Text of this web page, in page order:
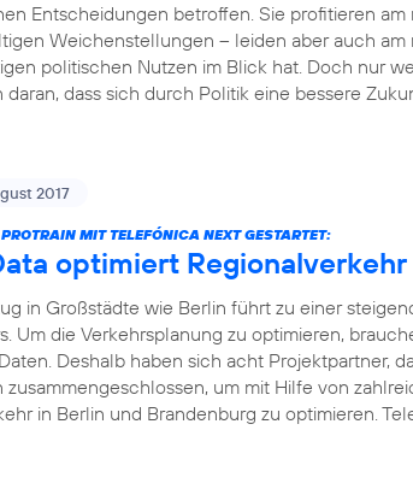
Entscheidungen betroffen. Sie profitieren
Weichenstellungen – leiden aber auch am
politischen Nutzen im Blick hat. Doch nur
daran, dass sich durch Politik eine bessere
2017
MIT TELEFÓNICA NEXT GESTARTET:
optimiert
in Großstädte wie Berlin führt zu einer
Um die Verkehrsplanung zu optimieren,
Deshalb haben sich acht Projektpartner,
zusammengeschlossen, um mit Hilfe von
in Berlin und Brandenburg zu optimieren.